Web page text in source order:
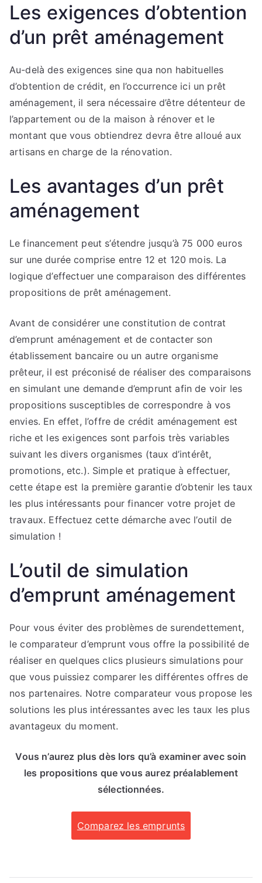
Les exigences d’obtention
d’un prêt aménagement
Au-delà des exigences sine qua non habituelles
d’obtention de crédit, en l’occurrence ici un prêt
aménagement, il sera nécessaire d’être détenteur de
l’appartement ou de la maison à rénover et le
montant que vous obtiendrez devra être alloué aux
artisans en charge de la rénovation.
Les avantages d’un prêt
aménagement
Le financement peut s’étendre jusqu’à 75 000 euros
sur une durée comprise entre 12 et 120 mois. La
logique d’effectuer une comparaison des différentes
propositions de prêt aménagement.
Avant de considérer une constitution de contrat
d’emprunt aménagement et de contacter son
établissement bancaire ou un autre organisme
prêteur, il est préconisé de réaliser des comparaisons
en simulant une demande d’emprunt afin de voir les
propositions susceptibles de correspondre à vos
envies. En effet, l’offre de crédit aménagement est
riche et les exigences sont parfois très variables
suivant les divers organismes (taux d’intérêt,
promotions, etc.). Simple et pratique à effectuer,
cette étape est la première garantie d’obtenir les taux
les plus intéressants pour financer votre projet de
travaux. Effectuez cette démarche avec l’outil de
simulation !
L’outil de simulation
d’emprunt aménagement
Pour vous éviter des problèmes de surendettement,
le comparateur d’emprunt vous offre la possibilité de
réaliser en quelques clics plusieurs simulations pour
que vous puissiez comparer les différentes offres de
nos partenaires. Notre comparateur vous propose les
solutions les plus intéressantes avec les taux les plus
avantageux du moment.
Vous n’aurez plus dès lors qu’à examiner avec soin
les propositions que vous aurez préalablement
sélectionnées.
Comparez les emprunts